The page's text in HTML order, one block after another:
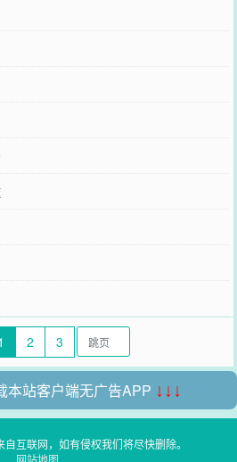
2 3
本站客户端无广告APP ↓↓↓
互联网，如有侵权我们将尽快删除。
网站地图